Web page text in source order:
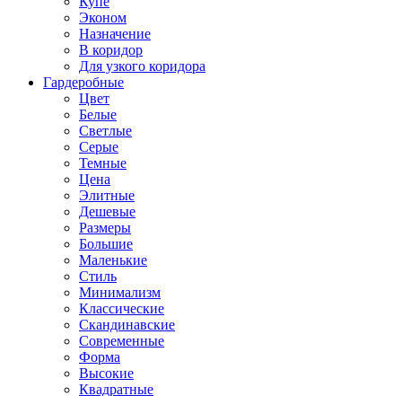
Эконом
Назначение
В коридор
Для узкого коридора
Гардеробные
Цвет
Белые
Светлые
Серые
Темные
Цена
Элитные
Дешевые
Размеры
Большие
Маленькие
Стиль
Минимализм
Классические
Скандинавские
Современные
Форма
Высокие
Квадратные